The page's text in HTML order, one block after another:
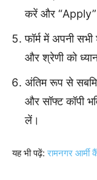
करें और
फॉर्म में अपनी सभी
और श्रेणी को
अंतिम रूप से
और सॉफ्ट कॉपी
लें।
यह भी पढ़ें:रामनगर आर्मी